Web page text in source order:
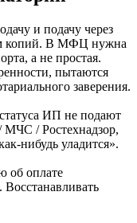
и подачу через
копий. В МФЦ нужна
а не простая.
пытаются
заверения.
ИП не подают
МЧС / Ростехнадзор,
нибудь уладится».
об оплате